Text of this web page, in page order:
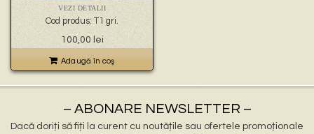
🦜 – statuete păsări –
💧 – statuete pentru fântâni –
🍄 – statuete pitici și troli –
🏺 – vaze pentru flori –
VEZI DETALII
Cod produs: T1 gri.
100,00 lei
Adaugă în coş
– ABONARE NEWSLETTER –
Dacă doriți să fiți la curent cu noutățile sau ofertele promoționale